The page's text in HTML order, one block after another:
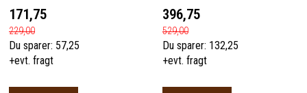
171,75
229,00
Du sparer: 57,25
+evt. fragt
396,75
529,00
Du sparer: 132,25
+evt. fragt